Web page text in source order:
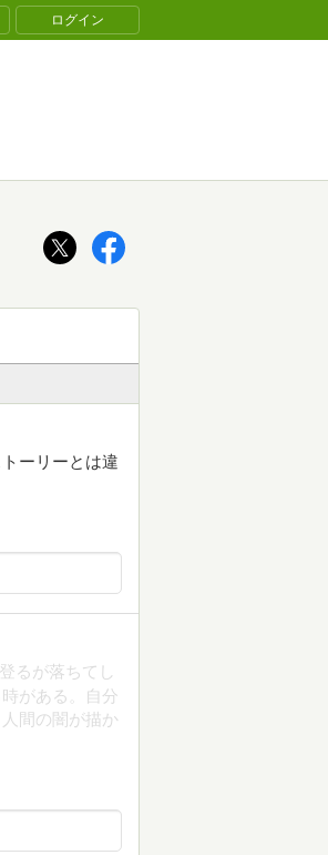
ログイン
ーリーとは違
るが落ちてし
がある。自分
間の闇が描か